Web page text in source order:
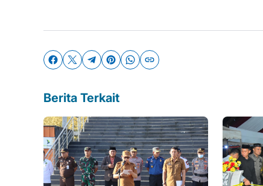
Berita Terkait